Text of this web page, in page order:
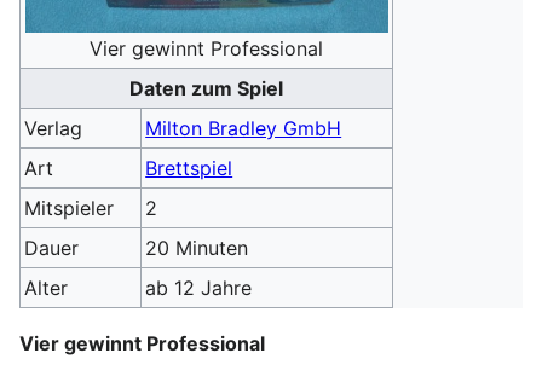
Vier gewinnt Professional
Daten zum Spiel
Verlag
Milton Bradley GmbH
Art
Brettspiel
Mitspieler
2
Dauer
20 Minuten
Alter
ab 12 Jahre
Vier gewinnt Professional